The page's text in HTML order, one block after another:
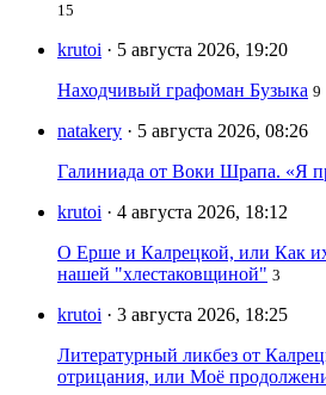
15
krutoi · 5 августа 2026, 19:20
Находчивый графоман Бузыка 9
natakery · 5 августа 2026, 08:26
Галиниада от Воки Шрапа. «Я
krutoi · 4 августа 2026, 18:12
О Ерше и Калрецкой, или Как их
нашей "хлестаковщиной" 3
krutoi · 3 августа 2026, 18:25
Литературный ликбез от
отрицания, или Моё